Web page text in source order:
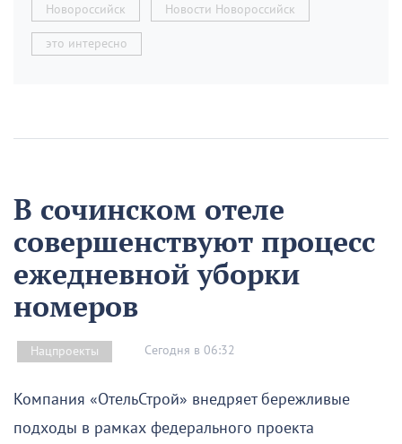
Новороссийск Новости Новороссийск
это интересно
В сочинском отеле
совершенствуют процесс
ежедневной уборки
номеров
Нацпроекты Сегодня в 06:32
Компания «ОтельСтрой» внедряет бережливые
подходы в рамках федерального проекта